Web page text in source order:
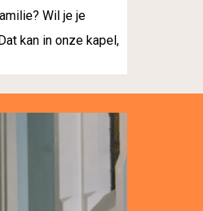
Wil je je
kan in onze kapel,